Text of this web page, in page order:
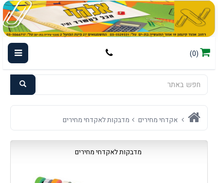
(0)
אקדחי מחירים מדבקות לאקדחי מחירים
מדבקות לאקדחי מחירים